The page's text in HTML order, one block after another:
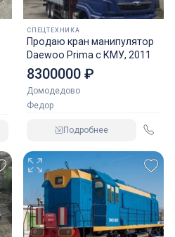
СПЕЦТЕХНИКА
Продаю кран манипулятор
Daewoo Prima с КМУ, 2011
8300000 ₽
Домодедово
Федор
Подробнее